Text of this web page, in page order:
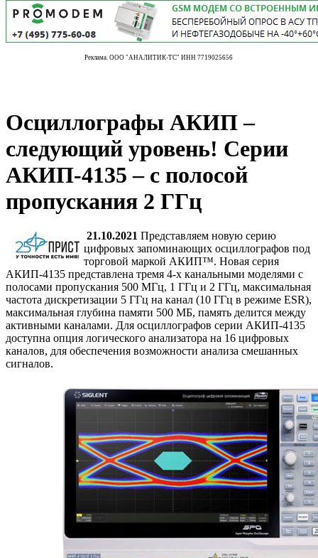
Реклама. ООО "АНАЛИТИК-ТС" ИНН 7719025656
Осциллографы АКИП –
следующий уровень! Серии
АКИП-4135 – с полосой
пропускания 2 ГГц
21.10.2021 Представляем новую серию
цифровых запоминающих осциллографов под
торговой маркой АКИП™. Новая серия
АКИП-4135 представлена тремя 4-х канальными моделями с
полосами пропускания 500 МГц, 1 ГГц и 2 ГГц, максимальная
частота дискретизации 5 ГГц на канал (10 ГГц в режиме ESR),
максимальная глубина памяти 500 МБ, память делится между
активными каналами. Для осциллографов серии АКИП-4135
доступна опция логического анализатора на 16 цифровых
каналов, для обеспечения возможности анализа смешанных
сигналов.